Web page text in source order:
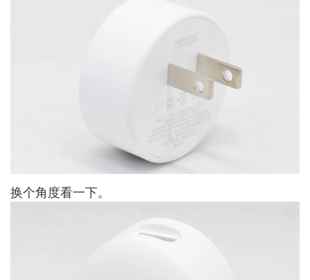
换个角度看一下。